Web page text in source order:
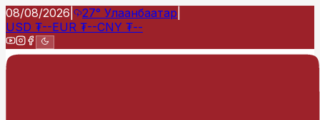
08/08/2026 27° Улаанбаатар
USD ₮--EUR ₮--CNY ₮--